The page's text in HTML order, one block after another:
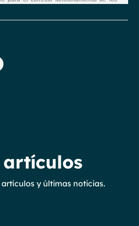
y últimas noticias.